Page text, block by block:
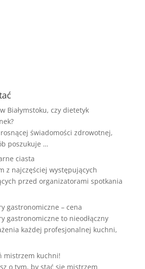
Białymstoku, czy dietetyk
świadomości zdrowotnej,
poszukuje …
ciasta
z najczęściej występujących
przed organizatorami spotkania
gastronomiczne – cena
gastronomiczne to nieodłączny
każdej profesjonalnej kuchni,
mistrzem kuchni!
o tym, by stać się mistrzem